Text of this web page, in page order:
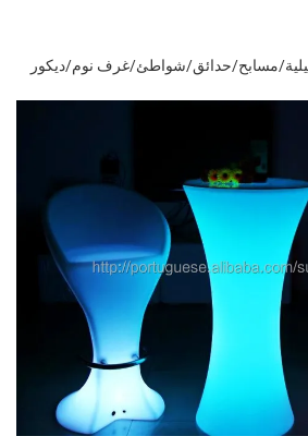
مسابح/حدائق/شواطئ/غرف نوم/ديكور